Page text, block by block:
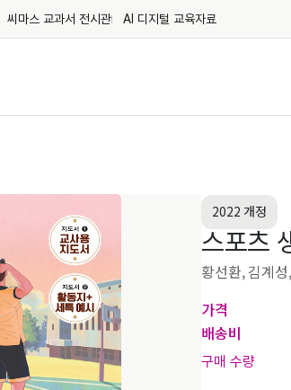
씨마스 교과서 전시관 AI 디지털 교육자료
2022 개정
스포츠
황선환, 김계
가격
배송비
구매 수량